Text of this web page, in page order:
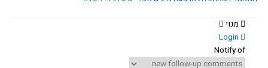
Notify of